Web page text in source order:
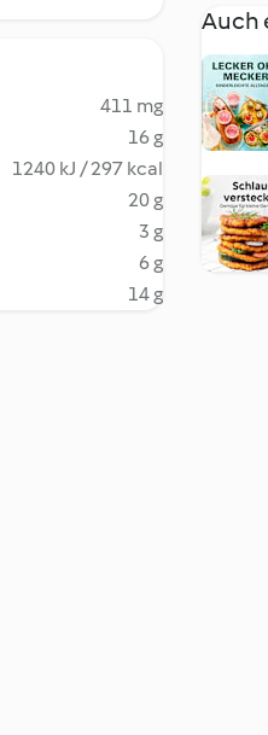
411 mg
16 g
1240 kJ / 297 kcal
20 g
3 g
6 g
14 g
Auch